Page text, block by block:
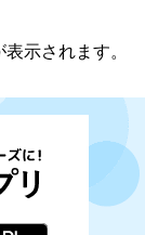
示されます。